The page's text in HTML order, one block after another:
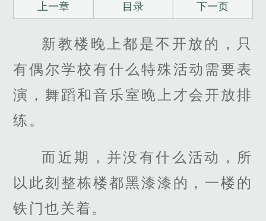
上一章 目录 下一页
新教楼晚上都是不开放的，只
有偶尔学校有什么特殊活动需要表
演，舞蹈和音乐室晚上才会开放排
练。
而近期，并没有什么活动，所
以此刻整栋楼都黑漆漆的，一楼的
铁门也关着。